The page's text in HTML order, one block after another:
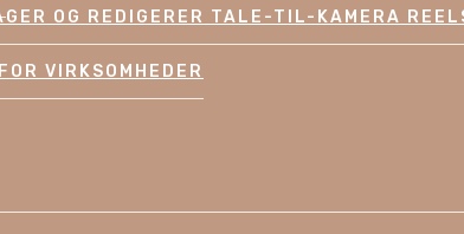
OG REDIGERER TALE-TIL-KAMERA
VIRKSOMHEDER